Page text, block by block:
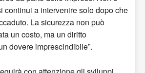
continui a intervenire solo dopo che
La sicurezza non può
un costo, ma un diritto
dovere imprescindibile”.